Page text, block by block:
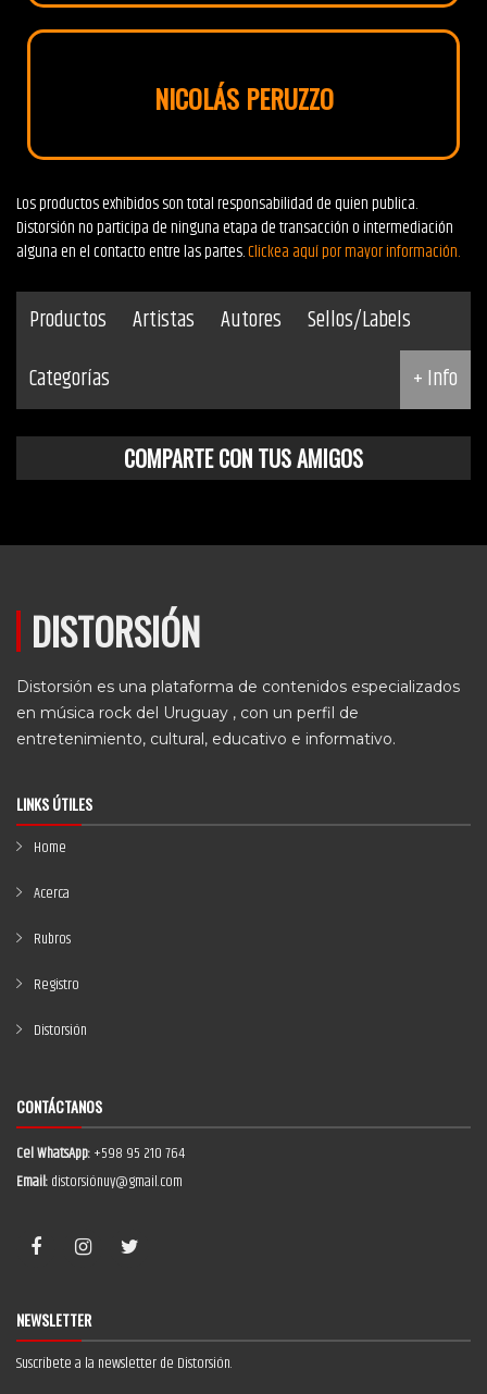
NICOLÁS PERUZZO
Los productos exhibidos son total responsabilidad de quien publica.
Distorsión no participa de ninguna etapa de transacción o intermediación
alguna en el contacto entre las partes.Clickea aquí por mayor información.
Productos Artistas Autores
Sellos/Labels
Categorías
+ Info
COMPARTE CON TUS AMIGOS
DISTORSIÓN
Distorsión es una plataforma de contenidos especializados
en música rock del Uruguay , con un perfil de
entretenimiento, cultural, educativo e informativo.
LINKS ÚTILES
Home
Acerca
Rubros
Registro
Distorsión
CONTÁCTANOS
Cel WhatsApp:+598 95 210 764
Email:distorsiónuy@gmail.com
NEWSLETTER
Suscríbete a la newsletter de Distorsión.